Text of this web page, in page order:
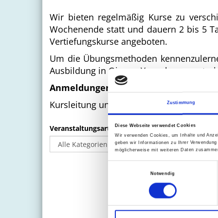
Zustimmung
Diese Webseite verwendet Cookies
Wir verwenden Cookies, um Inhalte und
geben wir Informationen zu Ihrer
möglicherweise mit weiteren Daten
Notwendig
Wir bieten regelmäßig Kurse zu
Wochenende statt und dauern 2 bis 5
Vertiefungskurse angeboten.
Um die Übungsmethoden
Ausbildung in Qigong Yangsheng
Anmeldungen direkt Online (Klick
Kursleitung und Referenten für
Veranstaltungsart
Keine